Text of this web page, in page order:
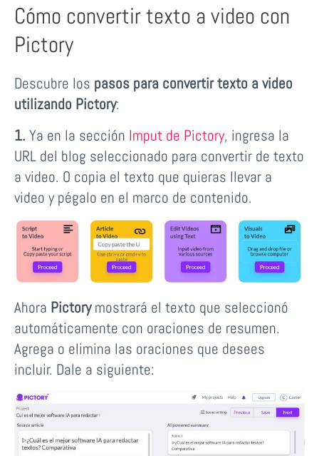
Cómo convertir texto a video con
Pictory
Descubre los pasos para convertir texto a video
utilizando Pictory:
1. Ya en la sección Imput de Pictory, ingresa la
URL del blog seleccionado para convertir de texto
a video. O copia el texto que quieras llevar a
video y pégalo en el marco de contenido.
Ahora Pictorymostrará el texto que seleccionó
automáticamente con oraciones de resumen.
Agrega o elimina las oraciones que desees
incluir. Dale a siguiente: